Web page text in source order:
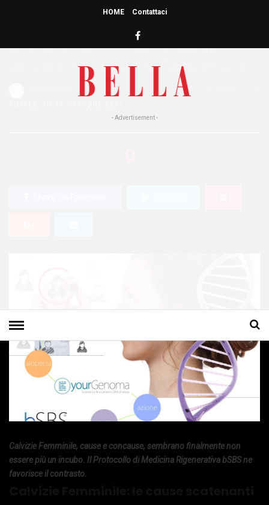
HOME Contattaci
- Advertisement -
Calvizie Femminile: le nuove
terapie rigenerative funzionano
1
Calvizie Femminile, cause e concause, sembrano finalmente non
essere più un incubo. Il Protocollo di Medicina Rigenerativa bSBS ne
favorisce il contrasto.